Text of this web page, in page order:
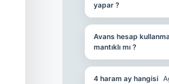
yapar ?
Avans hesap
mantıklı mı ?
4 haram ay hangisi